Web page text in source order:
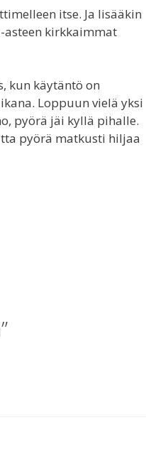
itse. Ja lisääkin
asteen kirkkaimmat
kun käytäntö on
Loppuun vielä yksi
pyörä jäi kyllä pihalle.
pyörä matkusti hiljaa